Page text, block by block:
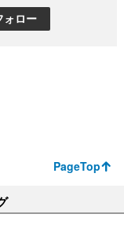
ロー
PageTop